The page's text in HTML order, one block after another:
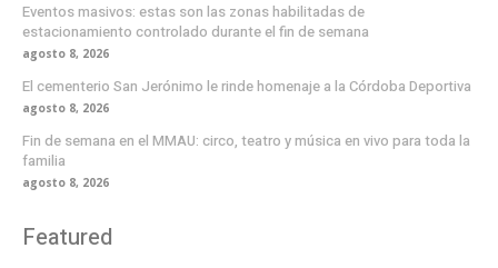
Eventos masivos: estas son las zonas habilitadas de
estacionamiento controlado durante el fin de semana
agosto 8, 2026
El cementerio San Jerónimo le rinde homenaje a la Córdoba Deportiva
agosto 8, 2026
Fin de semana en el MMAU: circo, teatro y música en vivo para toda la
familia
agosto 8, 2026
Featured